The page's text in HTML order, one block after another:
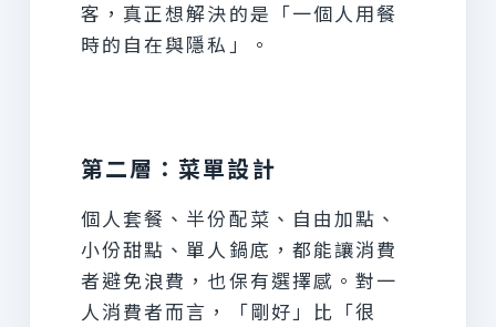
客，真正想解決的是「一個人用餐
時的自在與隱私」。
第二層：菜單設計
個人套餐、半份配菜、自由加點、
小份甜點、單人鍋底，都能讓消費
者避免浪費，也保有選擇感。對一
人消費者而言，「剛好」比「很